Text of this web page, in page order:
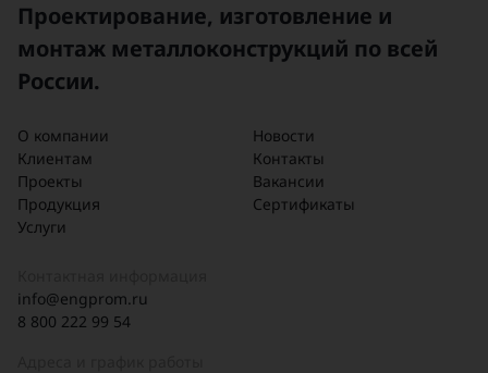
Проектирование, изготовление и
монтаж металлоконструкций по всей
России.
О компании
Клиентам
Проекты
Продукция
Услуги
Новости
Контакты
Вакансии
Сертификаты
info@engprom.ru
8 800 222 99 54